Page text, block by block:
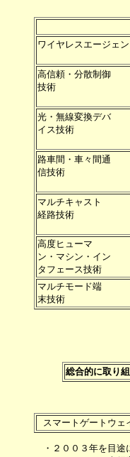
ワイヤレスエージェ
高信頼・分
技
光・無線変
イス
路車間・車
信
マルチキ
経路
高度ヒュ
ン・マシン
マルチモ
総合的に取り
・２００３年を目途